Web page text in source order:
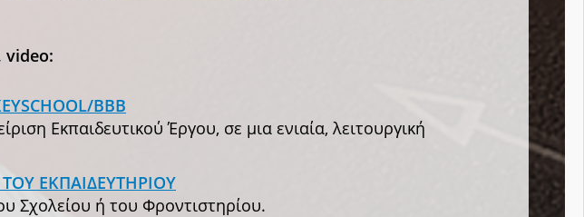
video:
BBB
Εκπαιδευτικού Έργου, σε μια ενιαία, λειτουργική
ΕΚΠΑΙΔΕΥΤΗΡΙΟΥ
Σχολείου ή του Φροντιστηρίου.